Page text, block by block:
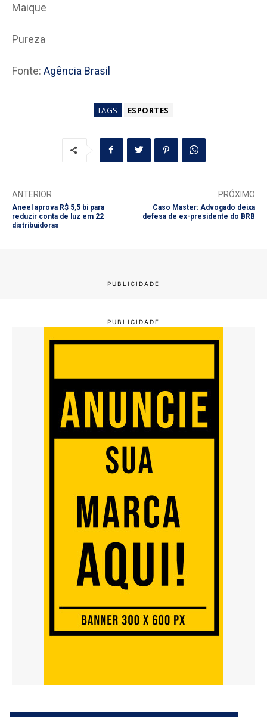
Maique
Pureza
Fonte: Agência Brasil
TAGS ESPORTES
ANTERIOR
Aneel aprova R$ 5,5 bi para
reduzir conta de luz em 22
distribuidoras
PRÓXIMO
Caso Master: Advogado deixa
defesa de ex-presidente do BRB